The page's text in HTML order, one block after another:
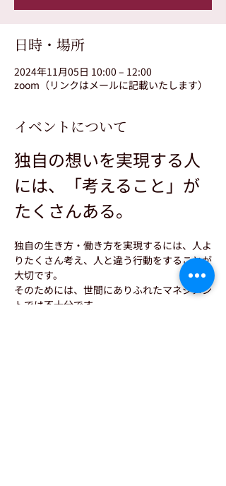
日時・場所
2024年11月05日 10:00 – 12:00
zoom（リンクはメールに記載いたします）
イベントについて
独自の想いを実現する人
には、「考えること」が
たくさんある。
独自の生き方・働き方を実現するには、人よ
りたくさん考え、人と違う行動をすることが
大切です。
そのためには、世間にありふれたマネジメン
トでは不十分です。